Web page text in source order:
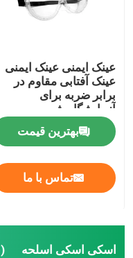
عینک ایمنی عینک ایمنی
عینک آفتابی مقاوم در
برابر ضربه برای
آزمایشگاه شیمی
بهترین قیمت
تماس با ما
اسکی اسکی اسلحه (47)